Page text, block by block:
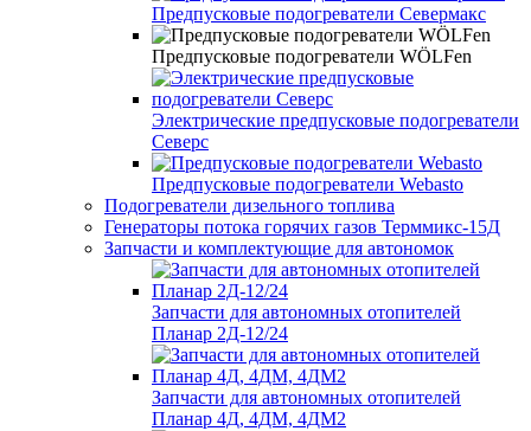
Предпусковые подогреватели Севермакс
Предпусковые подогреватели WÖLFen
Электрические предпусковые подогреватели
Северс
Предпусковые подогреватели Webasto
Подогреватели дизельного топлива
Генераторы потока горячих газов Терммикс-15Д
Запчасти и комплектующие для автономок
Запчасти для автономных отопителей
Планар 2Д-12/24
Запчасти для автономных отопителей
Планар 4Д, 4ДМ, 4ДМ2